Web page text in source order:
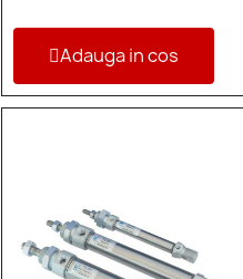
Adauga in cos